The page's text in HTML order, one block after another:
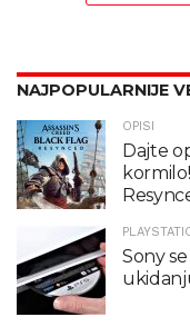
NAJPOPULARNIJE
OPISI
Dajte
Sony